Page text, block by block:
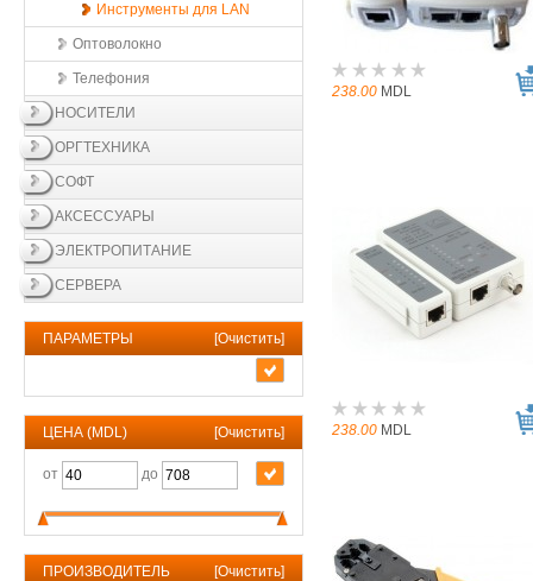
Инструменты для LAN
Оптоволокно
Телефония
НОСИТЕЛИ
ОРГТЕХНИКА
СОФТ
АКСЕССУАРЫ
ЭЛЕКТРОПИТАНИЕ
СЕРВЕРА
ПАРАМЕТРЫ [Очистить]
ЦЕНА (MDL) [Очистить]
от до
ПРОИЗВОДИТЕЛЬ [Очистить]
238.00 MDL
238.00 MDL